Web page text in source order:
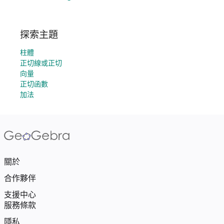
探索主題
柱體
正切線或正切
向量
正切函數
加法
關於
合作夥伴
支援中心
服務條款
隱私